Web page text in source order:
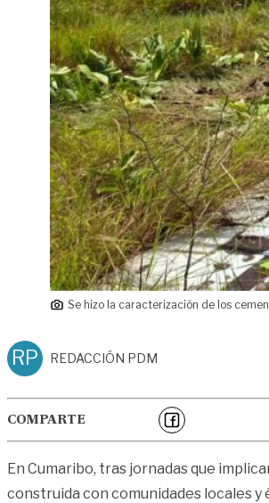
Se hizo la caracterización de los
RP REDACCIÓN PDM
COMPARTE
En Cumaribo, tras jornadas que
construida con comunidades locales y